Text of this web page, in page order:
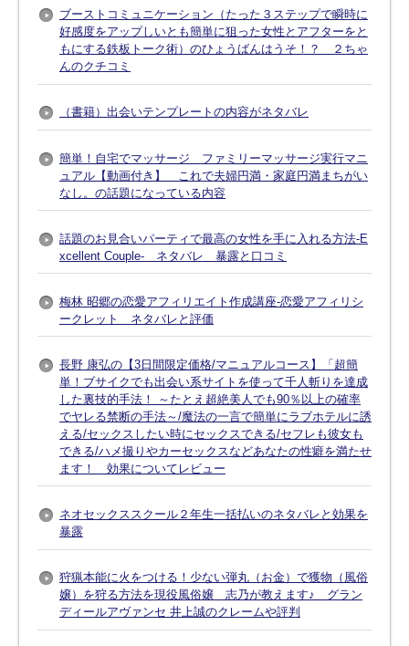
ブーストコミュニケーション（たった３ステップで瞬時に
好感度をアップしいとも簡単に狙った女性とアフターをと
もにする鉄板トーク術）のひょうばんはうそ！？ ２ちゃ
んのクチコミ
（書籍）出会いテンプレートの内容がネタバレ
簡単！自宅でマッサージ ファミリーマッサージ実行マニ
ュアル【動画付き】 これで夫婦円満・家庭円満まちがい
なし。の話題になっている内容
話題のお見合いパーティで最高の女性を手に入れる方法-E
xcellent Couple- ネタバレ 暴露と口コミ
梅林 昭郷の恋愛アフィリエイト作成講座-恋愛アフィリシ
ークレット ネタバレと評価
長野 康弘の【3日間限定価格/マニュアルコース】「超簡
単！ブサイクでも出会い系サイトを使って千人斬りを達成
した裏技的手法！ ～たとえ超絶美人でも90％以上の確率
でヤレる禁断の手法～/魔法の一言で簡単にラブホテルに誘
える/セックスしたい時にセックスできる/セフレも彼女も
できる/ハメ撮りやカーセックスなどあなたの性癖を満たせ
ます！ 効果についてレビュー
ネオセックススクール２年生一括払いのネタバレと効果を
暴露
狩猟本能に火をつける！少ない弾丸（お金）で獲物（風俗
嬢）を狩る方法を現役風俗嬢 志乃が教えます♪ グラン
ディールアヴァンセ 井上誠のクレームや評判